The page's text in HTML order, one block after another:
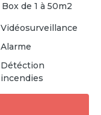
Boxde 1 à 50m2
Vidéosurveillance
Alarme
Détéction
incendies